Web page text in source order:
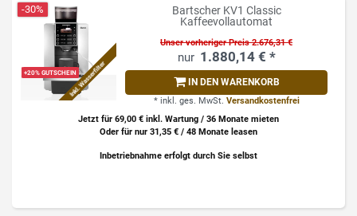
+20% GUTSCHEINInkl. Wasserfilter
-30%
Bartscher KV1 Classic
Kaffeevollautomat
Unser vorheriger Preis 2.676,31 €
1.880,14 € *
IN DEN WARENKORB
* inkl. ges. MwSt. Versandkostenfrei
Jetzt für 69,00 € inkl. Wartung / 36 Monate mieten
Oder für nur 31,35 € / 48 Monate leasen
Inbetriebnahme erfolgt durch Sie selbst